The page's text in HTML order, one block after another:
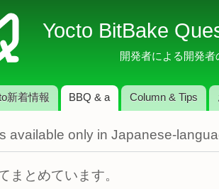
イ
コ
テ
ツ
に
Yocto BitBake
開発者による開発
新着情報 BBQ & a Column & Tips
available only in Japanese-
まとめています。